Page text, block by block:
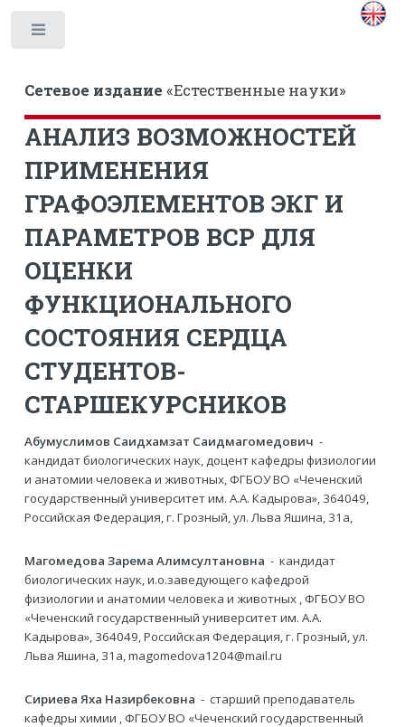
Сетевое издание «Естественные науки»
АНАЛИЗ ВОЗМОЖНОСТЕЙ
ПРИМЕНЕНИЯ
ГРАФОЭЛЕМЕНТОВ ЭКГ И
ПАРАМЕТРОВ ВСР ДЛЯ
ОЦЕНКИ
ФУНКЦИОНАЛЬНОГО
СОСТОЯНИЯ СЕРДЦА
СТУДЕНТОВ-
СТАРШЕКУРСНИКОВ
Абумуслимов Саидхамзат Саидмагомедович -
кандидат биологических наук, доцент кафедры физиологии
и анатомии человека и животных, ФГБОУ ВО «Чеченский
государственный университет им. А.А. Кадырова», 364049,
Российская Федерация, г. Грозный, ул. Льва Яшина, 31а,
Магомедова Зарема Алимсултановна - кандидат
биологических наук, и.о.заведующего кафедрой
физиологии и анатомии человека и животных , ФГБОУ ВО
«Чеченский государственный университет им. А.А.
Кадырова», 364049, Российская Федерация, г. Грозный, ул.
Льва Яшина, 31а, magomedova1204@mail.ru
Сириева Яха Назирбековна - старший преподаватель
кафедры химии , ФГБОУ ВО «Чеченский государственный